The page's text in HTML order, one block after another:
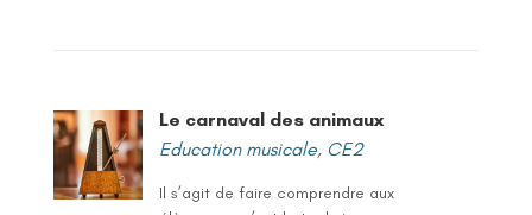
Le carnaval des animaux
Education musicale, CE2
Il s’agit de faire comprendre aux